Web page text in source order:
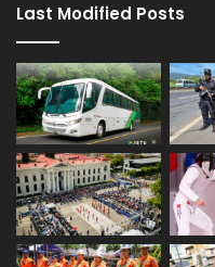
Last Modified Posts